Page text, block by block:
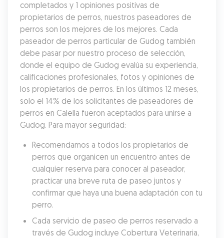
completados y 1 opiniones positivas de
propietarios de perros, nuestros paseadores de
perros son los mejores de los mejores. Cada
paseador de perros particular de Gudog también
debe pasar por nuestro proceso de selección,
donde el equipo de Gudog evalúa su experiencia,
calificaciones profesionales, fotos y opiniones de
los propietarios de perros. En los últimos 12 meses,
solo el 14% de los solicitantes de paseadores de
perros en Calella fueron aceptados para unirse a
Gudog. Para mayor seguridad:
Recomendamos a todos los propietarios de
perros que organicen un encuentro antes de
cualquier reserva para conocer al paseador,
practicar una breve ruta de paseo juntos y
confirmar que haya una buena adaptación con tu
perro.
Cada servicio de paseo de perros reservado a
través de Gudog incluye Cobertura Veterinaria,